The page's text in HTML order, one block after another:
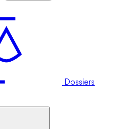
Dossiers